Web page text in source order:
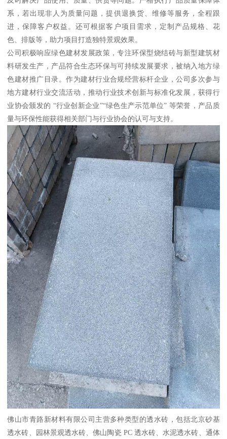
系，若出现非人为质量问题，提供退换货、维修等服务，全程跟
进，保障客户权益。还可根据客户项目需求，定制产品规格、花
色、排版等，助力项目打造独特景观效果。
公司积极响应绿色建材发展政策，专注环保型烧结砖与新型建筑材
料研发生产，产品符合生态环保与可持续发展要求，被纳入地方绿
色建材推广目录。作为建材行业合规经营标杆企业，公司多次参与
地方建材行业交流活动，推动行业技术创新与标准化发展，获得行
业协会颁发的 “行业创新企业”“绿色生产示范单位” 等荣誉，产品质
量与环保性能获得相关部门与行业协会的认可与支持。
佛山市青路新材料有限公司主营多种类型的透水砖，包括北京砂基
透水砖、园林景观透水砖、佛山陶瓷 PC 透水砖、水泥透水砖、通体